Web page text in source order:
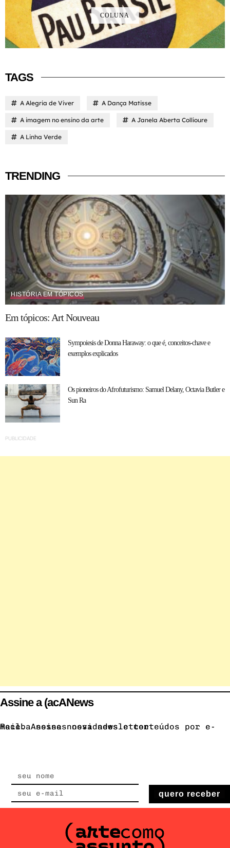
COLUNA
TAGS
A Alegria de Viver A Dança Matisse
A imagem no ensino da arte A Janela Aberta Collioure
A Linha Verde
TRENDING
HISTÓRIA EM TÓPICOS
Em tópicos: Art Nouveau
Sympoiesis de Donna Haraway: o que é, conceitos-chave e
exemplos explicados
Os pioneiros do Afrofuturismo: Samuel Delany, Octavia Butler e
Sun Ra
PUBLICIDADE
Assine a (acANews
Receba nossas novidades e conteúdos por e-mail. Assine nossa newsletter.
quero receber